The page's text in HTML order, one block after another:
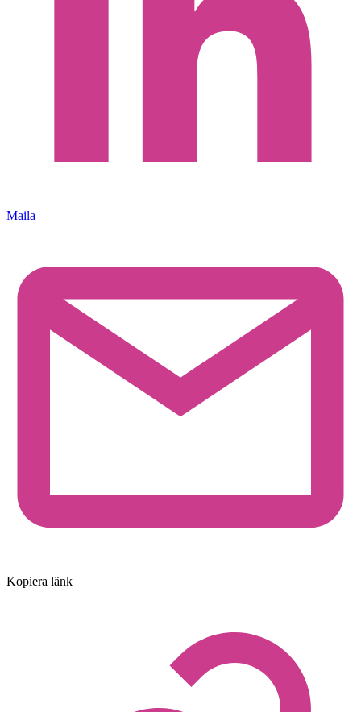
Maila
Kopiera länk